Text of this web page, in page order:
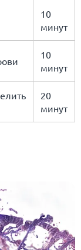
10
минут
10
минут
20
минут